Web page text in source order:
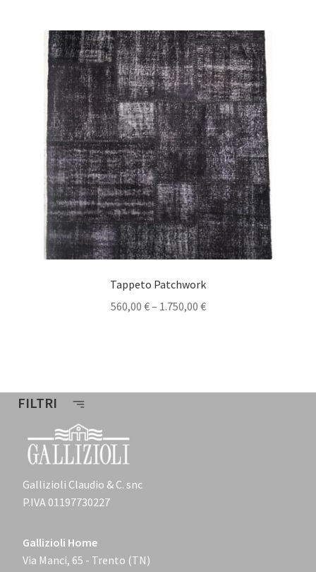
Tappeto Patchwork
560,00 €– 1.750,00 €
FILTRI
Gallizioli Claudio & C. snc
P.IVA 01197730227
Gallizioli Home
Via Manci, 65 - Trento (TN)